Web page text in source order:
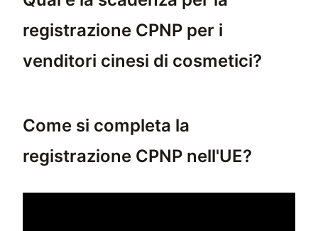
registrazione CPNP per i
venditori cinesi di cosmetici?
Come si completa la
registrazione CPNP nell'UE?